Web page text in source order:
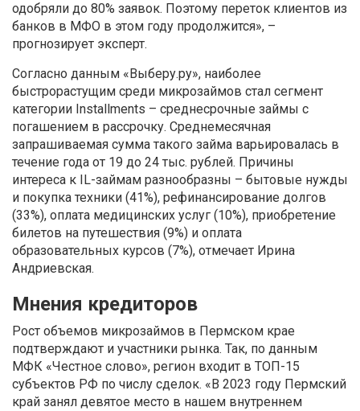
одобряли до 80% заявок. Поэтому переток клиентов из
банков в МФО в этом году продолжится», –
прогнозирует эксперт.
Согласно данным «Выберу.ру», наиболее
быстрорастущим среди микрозаймов стал сегмент
категории Installments – среднесрочные займы с
погашением в рассрочку. Среднемесячная
запрашиваемая сумма такого займа варьировалась в
течение года от 19 до 24 тыс. рублей. Причины
интереса к IL-займам разнообразны – бытовые нужды
и покупка техники (41%), рефинансирование долгов
(33%), оплата медицинских услуг (10%), приобретение
билетов на путешествия (9%) и оплата
образовательных курсов (7%), отмечает Ирина
Андриевская.
Мнения кредиторов
Рост объемов микрозаймов в Пермском крае
подтверждают и участники рынка. Так, по данным
МФК «Честное слово», регион входит в ТОП-15
субъектов РФ по числу сделок. «В 2023 году Пермский
край занял девятое место в нашем внутреннем